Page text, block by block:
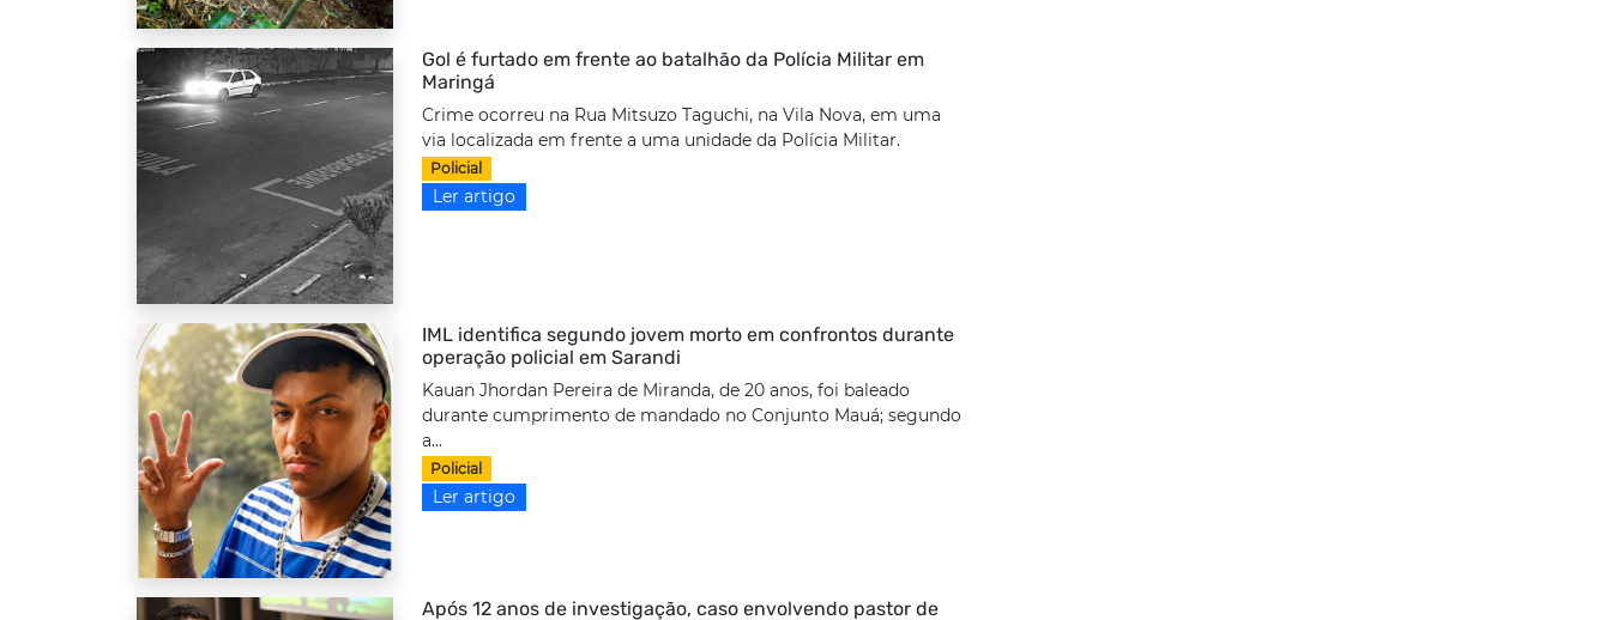
Gol é furtado em frente ao batalhão da Polícia Militar em
Maringá
Crime ocorreu na Rua Mitsuzo Taguchi, na Vila Nova, em uma
via localizada em frente a uma unidade da Polícia Militar.
Policial
Ler artigo
IML identifica segundo jovem morto em confrontos durante
operação policial em Sarandi
Kauan Jhordan Pereira de Miranda, de 20 anos, foi baleado
durante cumprimento de mandado no Conjunto Mauá; segundo
a...
Policial
Ler artigo
Após 12 anos de investigação, caso envolvendo pastor de